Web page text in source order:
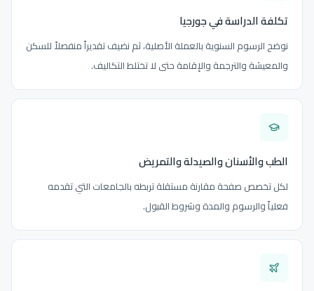
تكلفة الدراسة في جورجيا
نوضح الرسوم السنوية بالعملة الأصلية، ثم نضيف تقديراً منفصلاً للسكن
والمعيشة والترجمة والإقامة حتى لا تختلط التكاليف.
الطب والأسنان والصيدلة والتمريض
لكل تخصص صفحة مقارنة مستقلة تربطه بالجامعات التي تقدمه
فعلياً والرسوم والمدة وشروط القبول.